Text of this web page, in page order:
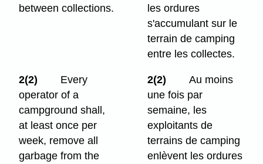
between collections.
les ordures
s'accumulant sur le
terrain de camping
entre les collectes.
2(2)
Every
operator of a
campground shall,
at least once per
week, remove all
garbage from the
2(2)
Au moins
une fois par
semaine, les
exploitants de
terrains de camping
enlèvent les ordures